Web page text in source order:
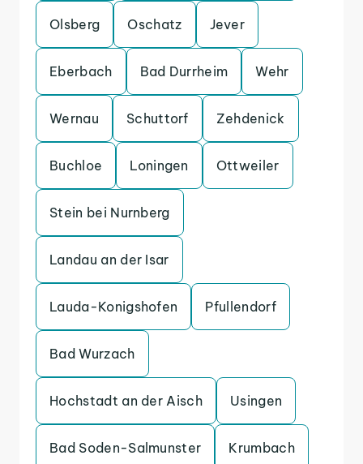
Olsberg Oschatz Jever
Eberbach Bad Durrheim Wehr
Wernau Schuttorf Zehdenick
Buchloe Loningen Ottweiler
Stein bei Nurnberg
Landau an der Isar
Lauda-Konigshofen Pfullendorf
Bad Wurzach
Hochstadt an der Aisch Usingen
Bad Soden-Salmunster Krumbach